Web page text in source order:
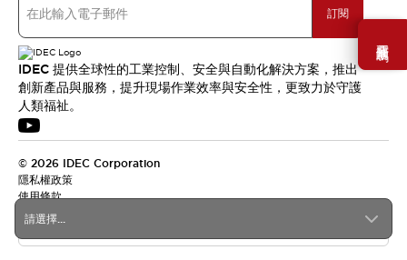
需要幫助嗎？
請選擇...
訂閱
IDEC 提供全球性的工業控制、安全與自動化解決方案，推出
創新產品與服務，提升現場作業效率與安全性，更致力於守護
人類福祉。
© 2026 IDEC Corporation
隱私權政策
使用條款
台灣